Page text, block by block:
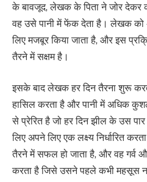
के बावजूद, लेखक के पिता ने जोर देकर
वह उसे पानी में फेंक देता है। लेखक
लिए मजबूर किया जाता है, और इस
तैरने में सक्षम है।
इसके बाद लेखक हर दिन तैरना शुरू
हासिल करता है और पानी में अधिक
से प्रेरित है जो हर दिन झील के उस
लिए अपने लिए एक लक्ष्य निर्धारित
तैरने में सफल हो जाता है, और वह गर्व
करता है जिसे उसने पहले कभी महसूस